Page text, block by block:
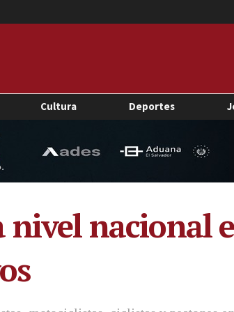
Cultura Deportes
nivel nacional